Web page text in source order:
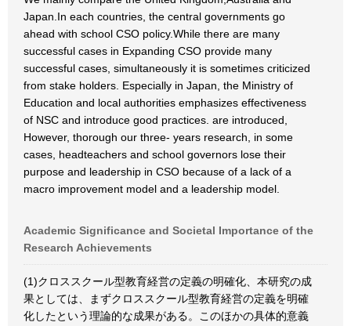
Japan.In each countries, the central governments go
ahead with school CSO policy.While there are many
successful cases in Expanding CSO provide many
successful cases, simultaneously it is sometimes criticized
from stake holders. Especially in Japan, the Ministry of
Education and local authorities emphasizes effectiveness
of NSC and introduce good practices. are introduced,
However, thorough our three- years research, in some
cases, headteachers and school governors lose their
purpose and leadership in CSO because of a lack of a
macro improvement model and a leadership model.
Academic Significance and Societal Importance of the
Research Achievements
(1)クロススクール型教育経営の定義の明確化、本研究の成
果としては、まずクロススクール型教育経営の定義を明確
化したという理論的な成果がある。このほかの具体的意義